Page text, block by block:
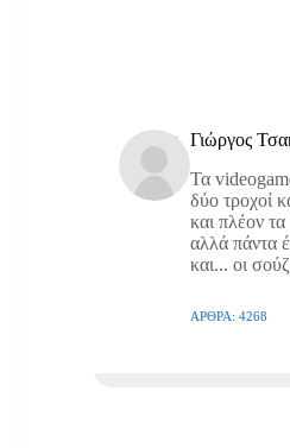
Γιώργος
Τα
δύο τροχοί
και πλέον
αλλά πάντα
και... οι
ΆΡΘΡΑ: 4268